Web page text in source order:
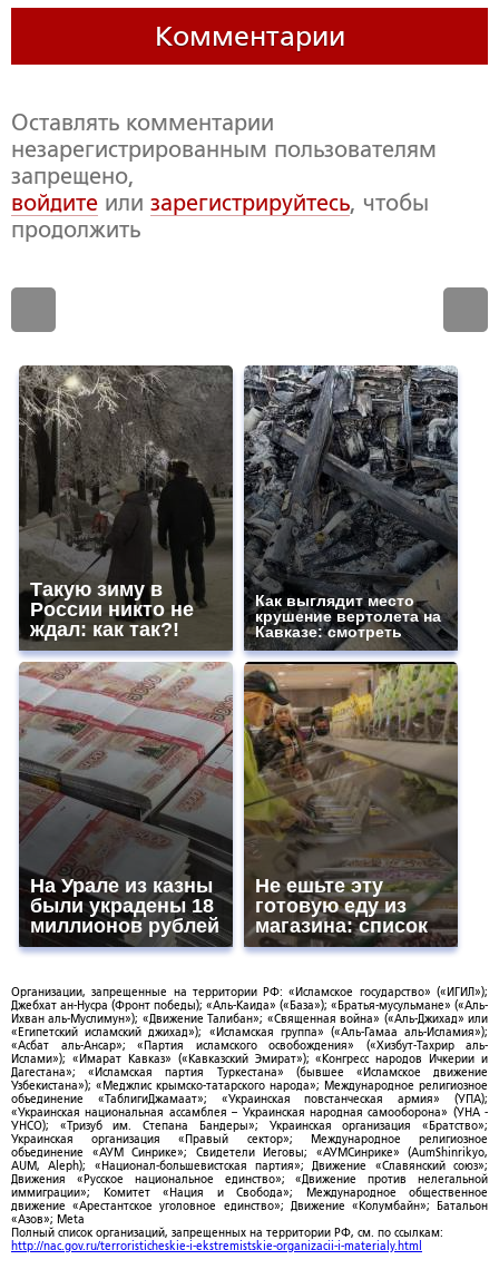
Комментарии
Оставлять комментарии
незарегистрированным пользователям
запрещено,
войдите или зарегистрируйтесь, чтобы
продолжить
Такую зиму в
России никто не
ждал: как так?!
Как выглядит место
крушение вертолета на
Кавказе: смотреть
На Урале из казны
были украдены 18
миллионов рублей
Не ешьте эту
готовую еду из
магазина: список
Организации, запрещенные на территории РФ: «Исламское государство» («ИГИЛ»);
Джебхат ан-Нусра (Фронт победы); «Аль-Каида» («База»); «Братья-мусульмане» («Аль-
Ихван аль-Муслимун»); «Движение Талибан»; «Священная война» («Аль-Джихад» или
«Египетский исламский джихад»); «Исламская группа» («Аль-Гамаа аль-Исламия»);
«Асбат аль-Ансар»; «Партия исламского освобождения» («Хизбут-Тахрир аль-
Ислами»); «Имарат Кавказ» («Кавказский Эмират»); «Конгресс народов Ичкерии и
Дагестана»; «Исламская партия Туркестана» (бывшее «Исламское движение
Узбекистана»); «Меджлис крымско-татарского народа»; Международное религиозное
объединение «ТаблигиДжамаат»; «Украинская повстанческая армия» (УПА);
«Украинская национальная ассамблея – Украинская народная самооборона» (УНА -
УНСО); «Тризуб им. Степана Бандеры»; Украинская организация «Братство»;
Украинская организация «Правый сектор»; Международное религиозное
объединение «АУМ Синрике»; Свидетели Иеговы; «АУМСинрике» (AumShinrikyo,
AUM, Aleph); «Национал-большевистская партия»; Движение «Славянский союз»;
Движения «Русское национальное единство»; «Движение против нелегальной
иммиграции»; Комитет «Нация и Свобода»; Международное общественное
движение «Арестантское уголовное единство»; Движение «Колумбайн»; Батальон
«Азов»; Meta
Полный список организаций, запрещенных на территории РФ, см. по ссылкам:
http://nac.gov.ru/terroristicheskie-i-ekstremistskie-organizacii-i-materialy.html